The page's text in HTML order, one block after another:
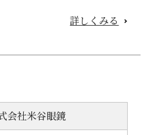
詳しくみる
会社米谷眼鏡